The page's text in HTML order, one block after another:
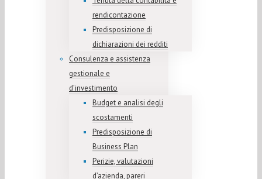
rendicontazione
Predisposizione di
dichiarazioni dei redditi
Consulenza e assistenza
gestionale e
d’investimento
Budget e analisi degli
scostamenti
Predisposizione di
Business Plan
Perizie, valutazioni
d’azienda, pareri